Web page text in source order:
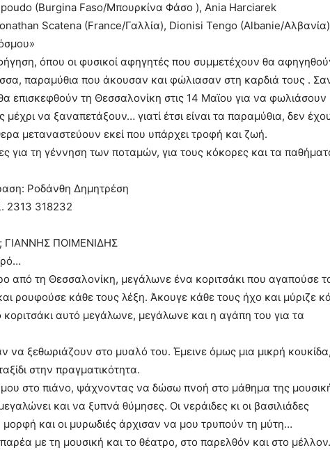
(Burgina Faso/Μπουρκίνα Φάσο ), Ania Harciarek
Scatena (France/Γαλλία), Dionisi Tengo (Albanie/Aλβανία)
όπου οι φυσικοί αφηγητές που συμμετέχουν θα
παραμύθια που άκουσαν και φώλιασαν στη καρδιά τους .
επισκεφθούν τη Θεσσαλονίκη στις 14 Μαϊου για να φωλιάσουν
μέχρι να ξαναπετάξουν… γιατί έτσι είναι τα παραμύθια, δεν
μεταναστεύουν εκεί που υπάρχει τροφή και ζωή.
για τη γέννηση των ποταμών, για τους κόκορες και τα
Ροδάνθη Δημητρέση
2313 318232
ΓΙΑΝΝΗΣ ΠΟΙΜΕΝΙΔΗΣ
από τη Θεσσαλονίκη, μεγάλωνε ένα κοριτσάκι που αγαπούσε
ρουφούσε κάθε τους λέξη. Άκουγε κάθε τους ήχο και μύριζε
αυτό μεγάλωνε, μεγάλωνε και η αγάπη του για τα
να ξεθωριάζουν στο μυαλό του. Έμεινε όμως μια μικρή
στην πραγματικότητα.
στο πιάνο, ψάχνοντας να δώσω πνοή στο μάθημα της
και να ξυπνά θύμησες. Οι νεράιδες κι οι βασιλιάδες
και οι μυρωδιές άρχισαν να μου τρυπούν τη μύτη…
παρέα με τη μουσική και το θέατρο, στο παρελθόν και στο